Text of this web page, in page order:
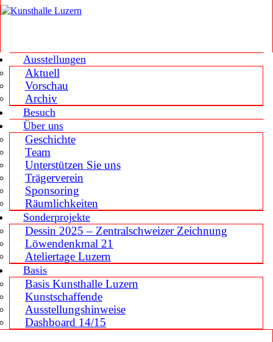
Ausstellungen
Aktuell
Vorschau
Archiv
Besuch
Über uns
Geschichte
Team
Unterstützen Sie uns
Trägerverein
Sponsoring
Räumlichkeiten
Sonderprojekte
Dessin 2025 – Zentralschweizer Zeichnung
Löwendenkmal 21
Ateliertage Luzern
Basis
Basis Kunsthalle Luzern
Kunstschaffende
Ausstellungshinweise
Dashboard 14/15